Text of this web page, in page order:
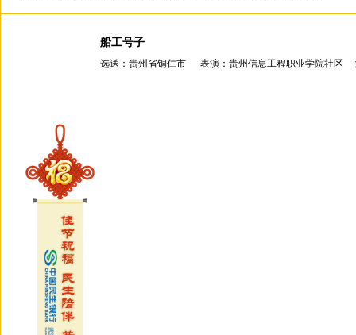
船工号子
选送：贵州省铜仁市 表演：贵州信息工程职业学院社区